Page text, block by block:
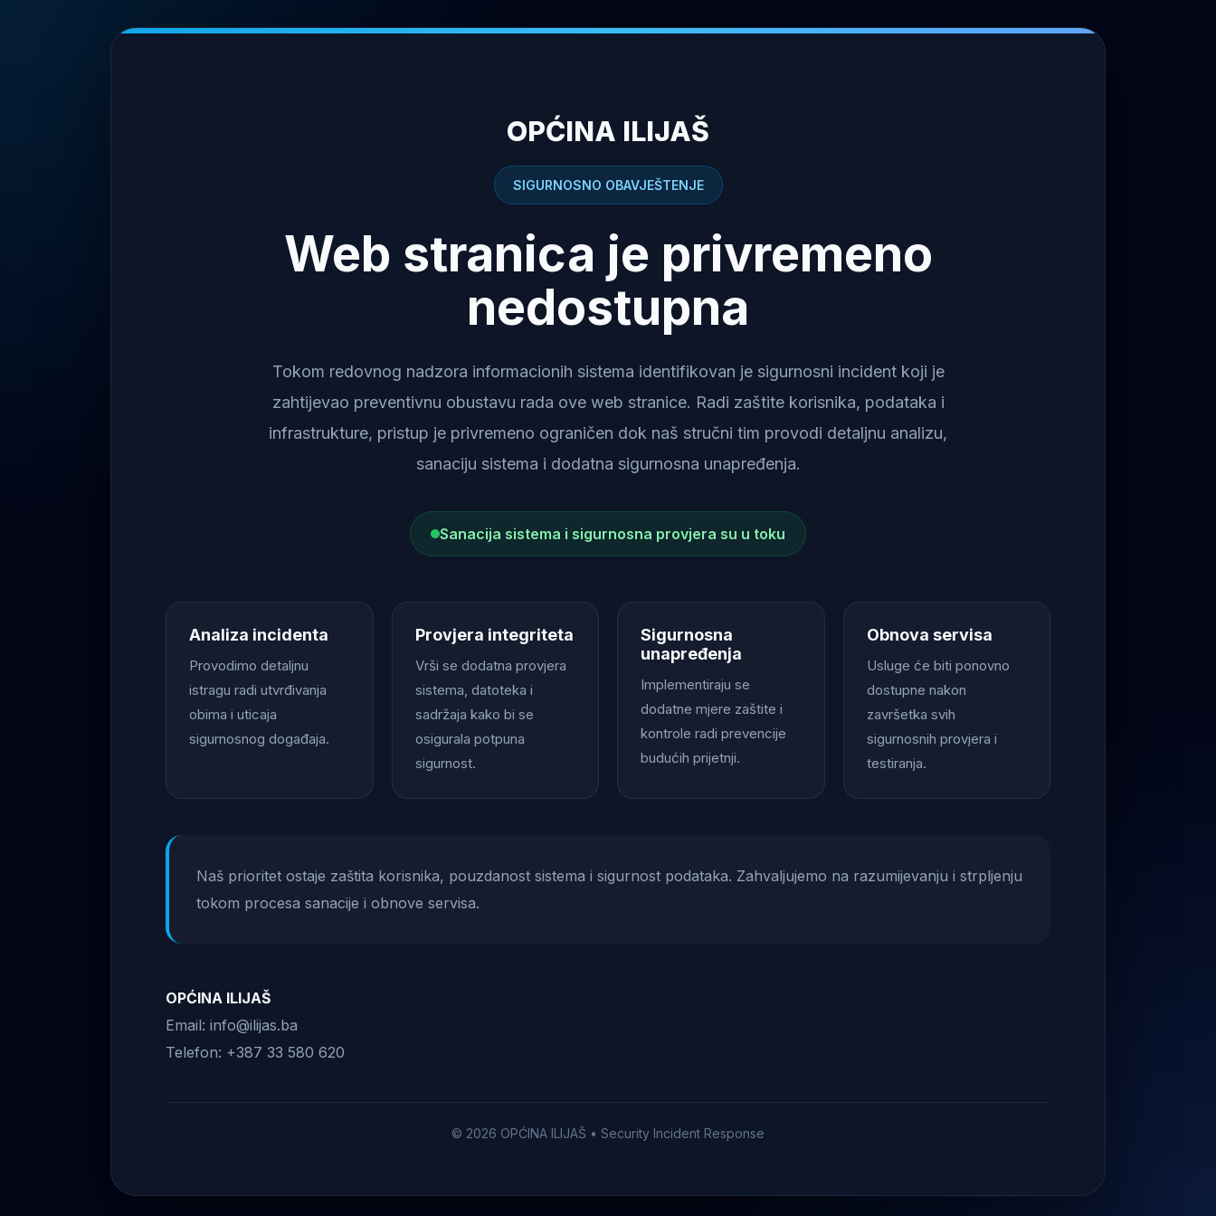
OPĆINA ILIJAŠ
SIGURNOSNO OBAVJEŠTENJE
Web stranica je privremeno
nedostupna
Tokom redovnog nadzora informacionih sistema identifikovan je sigurnosni incident koji je
zahtijevao preventivnu obustavu rada ove web stranice. Radi zaštite korisnika, podataka i
infrastrukture, pristup je privremeno ograničen dok naš stručni tim provodi detaljnu analizu,
sanaciju sistema i dodatna sigurnosna unapređenja.
Sanacija sistema i sigurnosna provjera su u toku
Analiza incidenta
Provodimo detaljnu
istragu radi utvrđivanja
obima i uticaja
sigurnosnog događaja.
Provjera integriteta
Vrši se dodatna provjera
sistema, datoteka i
sadržaja kako bi se
osigurala potpuna
sigurnost.
Sigurnosna
unapređenja
Implementiraju se
dodatne mjere zaštite i
kontrole radi prevencije
budućih prijetnji.
Obnova servisa
Usluge će biti ponovno
dostupne nakon
završetka svih
sigurnosnih provjera i
testiranja.
Naš prioritet ostaje zaštita korisnika, pouzdanost sistema i sigurnost podataka. Zahvaljujemo na razumijevanju i strpljenju
tokom procesa sanacije i obnove servisa.
OPĆINA ILIJAŠ
Email: info@ilijas.ba
Telefon: +387 33 580 620
© 2026 OPĆINA ILIJAŠ • Security Incident Response